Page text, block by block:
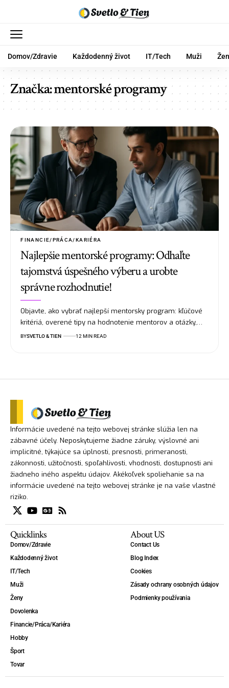
Domov/Zdravie Každodenný život IT/Tech Muži
Značka:mentorské programy
FINANCIE/PRÁCA/KARIÉRA
Najlepšie mentorské programy: Odhaľte
tajomstvá úspešného výberu a urobte
správne rozhodnutie!
Objavte, ako vybrať najlepší mentorsky program: kľúčové
kritériá, overené tipy na hodnotenie mentorov a otázky,…
BYSVETLO & TIEN 12 MIN READ
Informácie uvedené na tejto webovej stránke slúžia len na
zábavné účely. Neposkytujeme žiadne záruky, výslovné ani
implicitné, týkajúce sa úplnosti, presnosti, primeranosti,
zákonnosti, užitočnosti, spoľahlivosti, vhodnosti, dostupnosti ani
žiadneho iného aspektu údajov. Akékoľvek spoliehanie sa na
informácie uvedené na tejto webovej stránke je na vaše vlastné
riziko.
Quicklinks
Domov/Zdravie
Každodenný život
IT/Tech
Muži
Ženy
Dovolenka
Financie/Práca/Kariéra
Hobby
Šport
Tovar
About US
Contact Us
Blog Index
Cookies
Zásady ochrany osobných údajov
Podmienky používania